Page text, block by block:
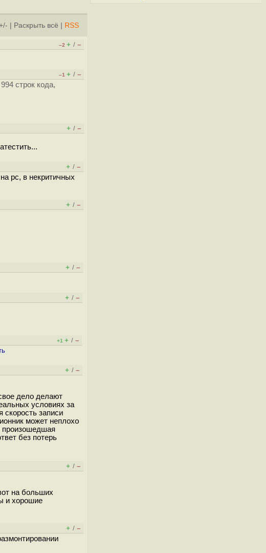
Раскрыть всё RSS
–2 + / –
–1 + / –
строк кода,
+ / –
+ / –
pc, в некритичных
+ / –
+ / –
+ / –
+1 + / –
+ / –
дело делают
условиях за
скорость записи
может неплохо
произошедшая
без потерь
+ / –
на больших
и хорошие
+ / –